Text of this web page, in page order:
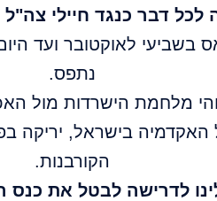
דבר כנגד חיילי
בשביעי לאוקטובר ועד
נתפס.
מלחמת הישרדות מול
בישראל, יריקה
הקורבנות.
לדרישה לבטל את כנס